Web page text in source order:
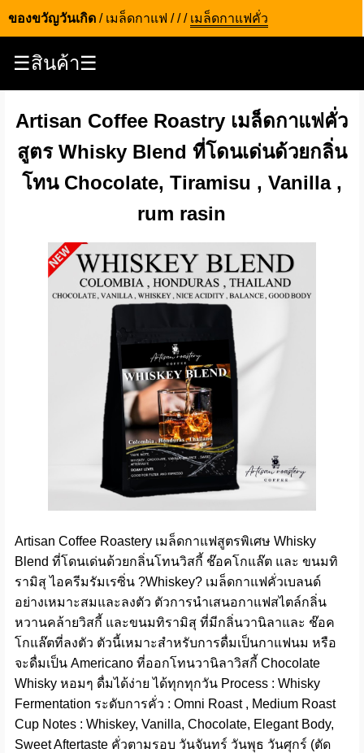
ของขวัญวันเกิด / เมล็ดกาแฟ /// เมล็ดกาแฟคั่ว
☰สินค้า☰
Artisan Coffee Roastry เมล็ดกาแฟคั่ว
สูตร Whisky Blend ที่โดนเด่นด้วยกลิ่น
โทน Chocolate, Tiramisu , Vanilla ,
rum rasin
Artisan Coffee Roastery เมล็ดกาแฟสูตรพิเศษ Whisky
Blend ที่โดนเด่นด้วยกลิ่นโทนวิสกี้ ช๊อคโกแล๊ต และ ขนมทิ
รามิสุ ไอครีมรัมเรซิ่น ?Whiskey? เมล็ดกาแฟคั่วเบลนด์
อย่างเหมาะสมและลงตัว ตัวการนำเสนอกาแฟสไตล์กลิ่น
หวานคล้ายวิสกี้ และขนมทิรามิสุ ที่มีกลิ่นวานิลาและ ช๊อค
โกแล๊ตที่ลงตัว ตัวนี้เหมาะสำหรับการดื่มเป็นกาแฟนม หรือ
จะดื่มเป็น Americano ที่ออกโทนวานิลาวิสกี้ Chocolate
Whisky หอมๆ ดื่มได้ง่าย ได้ทุกทุกวัน Process : Whisky
Fermentation ระดับการคั่ว : Omni Roast , Medium Roast
Cup Notes : Whiskey, Vanilla, Chocolate, Elegant Body,
Sweet Aftertaste คั่วตามรอบ วันจันทร์ วันพุธ วันศุกร์ (ตัด